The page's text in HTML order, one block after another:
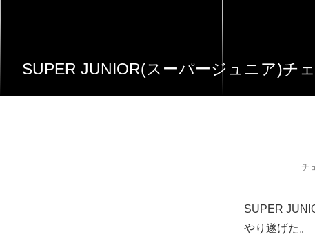
SUPER JUNIOR(スーパージュニア)チェ・シウォン、ユニセフ韓国委員会特別代表として、ASEAN子どもフォーラムに登
チ
SUPER
やり遂げた。